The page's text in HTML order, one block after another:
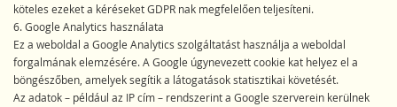
köteles ezeket a kéréseket GDPR nak megfelelően teljesíteni.
6. Google Analytics használata
Ez a weboldal a Google Analytics szolgáltatást használja a weboldal
forgalmának elemzésére. A Google úgynevezett cookie kat helyez el a
böngészőben, amelyek segítik a látogatások statisztikai követését.
Az adatok – például az IP cím – rendszerint a Google szerverein kerülnek